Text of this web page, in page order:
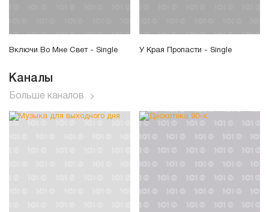
Включи Во Мне Свет - Single У Края Пропасти - Single
Каналы
Больше каналов